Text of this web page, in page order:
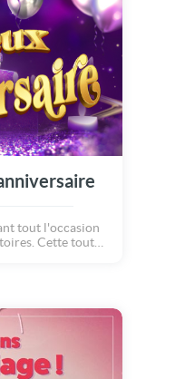
tout l'occasion
Cette toute